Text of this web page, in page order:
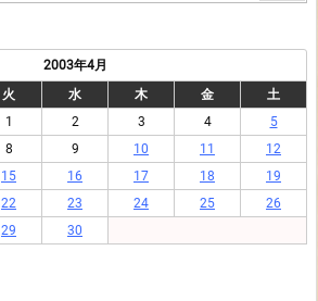
2003年4月
火 水 木 金
土
1
2 3 4
5
8 9 10 11
12
15 16 17 18
19
22 23 24 25
26
29 30